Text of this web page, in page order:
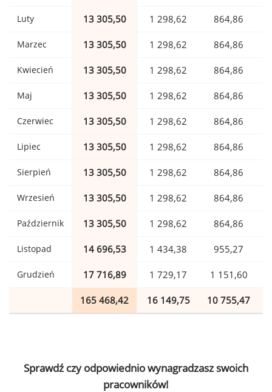
Luty 13 305,50 1 298,62 864,86
Marzec 13 305,50 1 298,62 864,86
Kwiecień 13 305,50 1 298,62 864,86
Maj 13 305,50 1 298,62 864,86
Czerwiec 13 305,50 1 298,62 864,86
Lipiec 13 305,50 1 298,62 864,86
Sierpień 13 305,50 1 298,62 864,86
Wrzesień 13 305,50 1 298,62 864,86
Październik 13 305,50 1 298,62 864,86
Listopad 14 696,53 1 434,38 955,27
Grudzień 17 716,89 1 729,17 1 151,60
165 468,42 16 149,75 10 755,47
Sprawdź czy odpowiednio wynagradzasz swoich
pracowników!